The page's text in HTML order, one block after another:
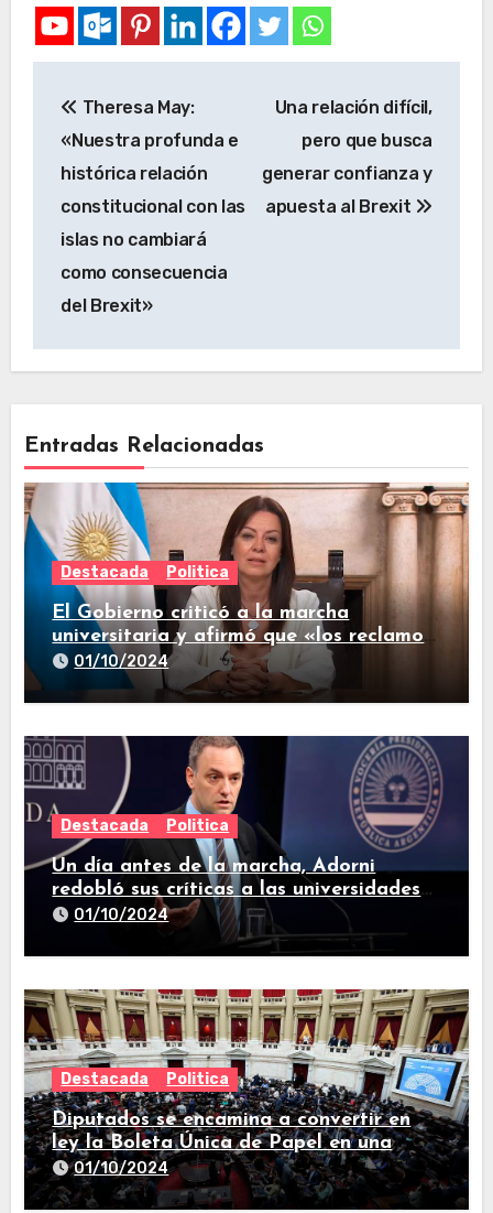
Theresa May:
«Nuestra profunda e
histórica relación
constitucional con las
islas no cambiará
como consecuencia
del Brexit»
Una relación difícil,
pero que busca
generar confianza y
apuesta al Brexit
Entradas Relacionadas
Destacada Politica
El Gobierno criticó a la marcha
universitaria y afirmó que «los reclamos
están todos resueltos»
01/10/2024
Destacada Politica
Un día antes de la marcha, Adorni
redobló sus críticas a las universidades
nacionales
01/10/2024
Destacada Politica
Diputados se encamina a convertir en
ley la Boleta Única de Papel en una
larga sesión
01/10/2024